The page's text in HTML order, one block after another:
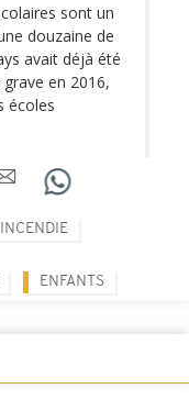
sont un
douzaine de
avait déjà été
en 2016,
écoles
INCENDIE
ENFANTS